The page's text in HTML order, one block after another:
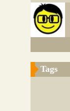
Tags